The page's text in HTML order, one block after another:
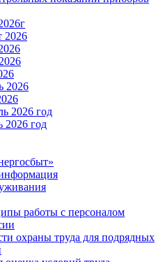
2026
2026
2026 год
2026 год
работы с персоналом
охраны труда для подрядных